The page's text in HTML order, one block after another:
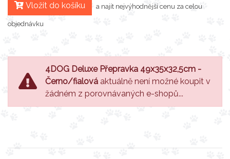
Vložit do košíku a najít nejvýhodnější cenu za celou
objednávku
4DOG Deluxe Přepravka 49x35x32,5cm -
Černo/fialová aktuálně není možné koupit v
žádném z porovnávaných e-shopů...